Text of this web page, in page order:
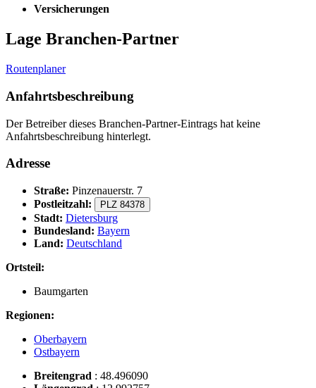
Versicherungen
Lage Branchen-Partner
Routenplaner
Anfahrtsbeschreibung
Der Betreiber dieses Branchen-Partner-Eintrags hat keine
Anfahrtsbeschreibung hinterlegt.
Adresse
Straße: Pinzenauerstr. 7
Postleitzahl:
PLZ 84378
Stadt: Dietersburg
Bundesland: Bayern
Land: Deutschland
Ortsteil:
Baumgarten
Regionen:
Oberbayern
Ostbayern
Breitengrad : 48.496090